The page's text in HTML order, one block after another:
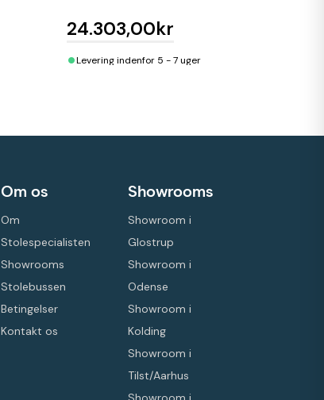
24.303,00kr
•Levering indenfor 5 - 7 uger
Showrooms
Showroom i
Glostrup
Showroom i
Odense
Showroom i
Kolding
Showroom i
Tilst/Aarhus
Om os
Om
Stolespecialisten
Showrooms
Stolebussen
Betingelser
Kontakt os